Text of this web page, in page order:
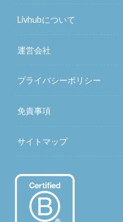
Livhubについて
運営会社
プライバシーポリシー
免責事項
サイトマップ